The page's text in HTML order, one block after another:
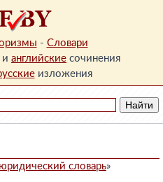
- Словари
и английские сочинения
изложения
словарь»